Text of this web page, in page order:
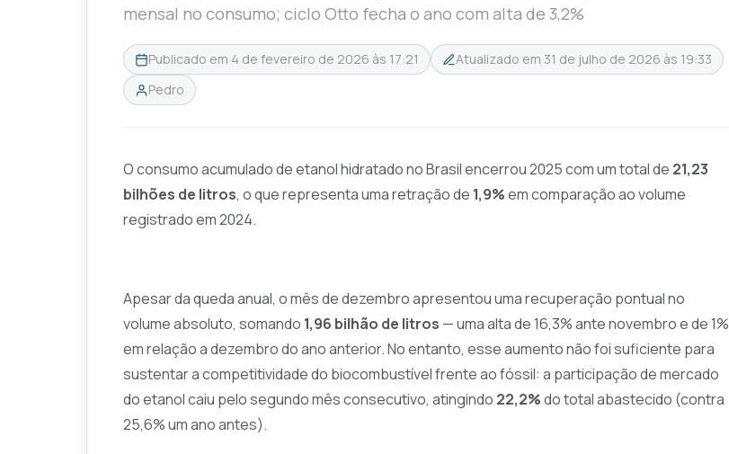
mensal no consumo; ciclo Otto fecha o ano com alta de 3,2%
Publicado em 4 de fevereiro de 2026 às 17:21 Atualizado em 31 de julho de 2026 às 19:33
Pedro
O consumo acumulado de etanol hidratado no Brasil encerrou 2025 com um total de 21,23
bilhões de litros, o que representa uma retração de 1,9%em comparação ao volume
registrado em 2024.
Apesar da queda anual, o mês de dezembro apresentou uma recuperação pontual no
volume absoluto, somando 1,96 bilhão de litros — uma alta de 16,3% ante novembro e de 1%
em relação a dezembro do ano anterior. No entanto, esse aumento não foi suficiente para
sustentar a competitividade do biocombustível frente ao fóssil: a participação de mercado
do etanol caiu pelo segundo mês consecutivo, atingindo 22,2%do total abastecido (contra
25,6% um ano antes).